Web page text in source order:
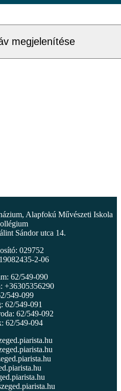
megjelenítése
Alapfokú Művészeti Iskola
Sándor utca 14.
029752
2-06
62/549-090
+36305356290
549-099
62/549-091
62/549-092
62/549-094